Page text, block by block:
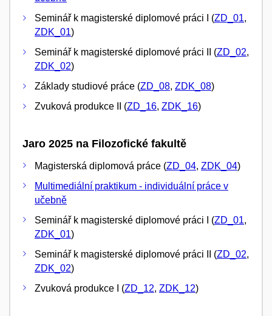
Seminář k magisterské diplomové práci I (ZD_01,
ZDK_01)
Seminář k magisterské diplomové práci II (ZD_02,
ZDK_02)
Základy studiové práce (ZD_08, ZDK_08)
Zvuková produkce II (ZD_16, ZDK_16)
Jaro 2025 na Filozofické fakultě
Magisterská diplomová práce (ZD_04, ZDK_04)
Multimediální praktikum - individuální práce v
učebně
Seminář k magisterské diplomové práci I (ZD_01,
ZDK_01)
Seminář k magisterské diplomové práci II (ZD_02,
ZDK_02)
Zvuková produkce I (ZD_12, ZDK_12)